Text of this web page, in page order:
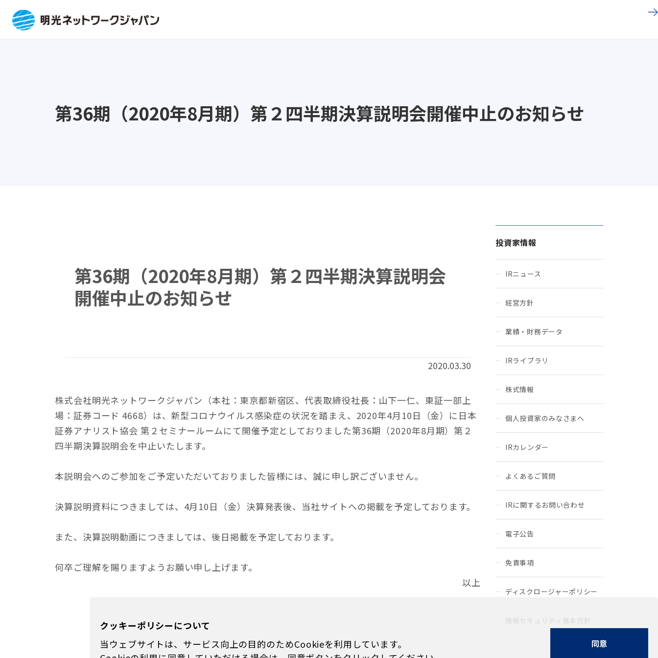
第36期（2020年8月期）第２四半期決算説明会開催中止のお知らせ
投資家情報
IRニュース
経営方針
業績・財務データ
IRライブラリ
株式情報
個人投資家のみなさまへ
IRカレンダー
よくあるご質問
IRに関するお問い合わせ
電子公告
免責事項
ディスクロージャーポリシー
情報セキュリティ基本方針
第36期（2020年8月期）第２四半期決算説明会
開催中止のお知らせ
2020.03.30
株式会社明光ネットワークジャパン（本社：東京都新宿区、代表取締役社長：山下一仁、東証一部上
場：証券コード 4668）は、新型コロナウイルス感染症の状況を踏まえ、2020年4月10日（金）に日本
証券アナリスト協会 第２セミナールームにて開催予定としておりました第36期（2020年8月期）第２
四半期決算説明会を中止いたします。
本説明会へのご参加をご予定いただいておりました皆様には、誠に申し訳ございません。
決算説明資料につきましては、4月10日（金）決算発表後、当社サイトへの掲載を予定しております。
また、決算説明動画につきましては、後日掲載を予定しております。
何卒ご理解を賜りますようお願い申し上げます。
以上
クッキーポリシーについて
当ウェブサイトは、サービス向上の目的のためCookieを利用しています。
同意